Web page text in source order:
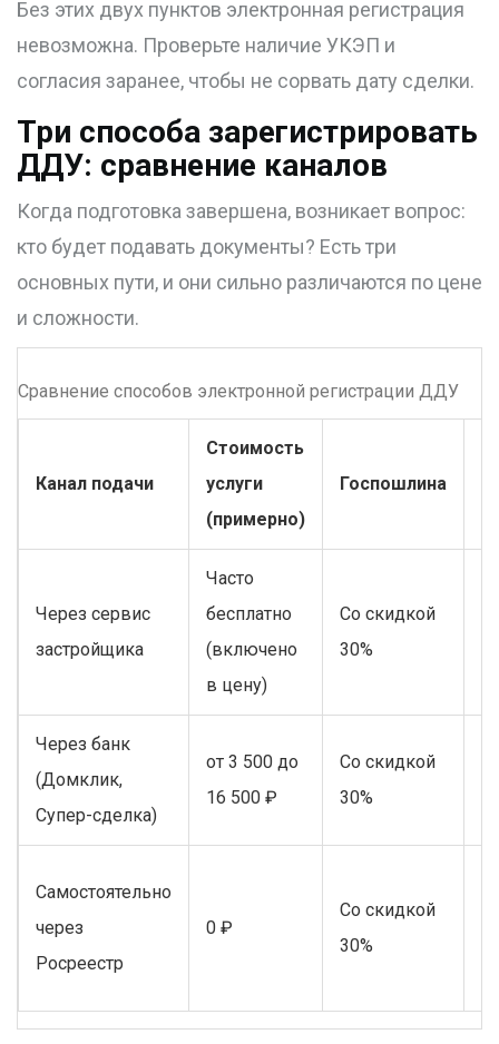
Без этих двух пунктов электронная регистрация
невозможна. Проверьте наличие УКЭП и
согласия заранее, чтобы не сорвать дату сделки.
Три способа зарегистрировать
ДДУ: сравнение каналов
Когда подготовка завершена, возникает вопрос:
кто будет подавать документы? Есть три
основных пути, и они сильно различаются по цене
и сложности.
Сравнение способов электронной регистрации ДДУ
Канал подачи
Стоимость
услуги
(примерно)
Госпошлина
Через сервис
застройщика
Часто
бесплатно
(включено
в цену)
Со скидкой
30%
Через банк
(Домклик,
Супер-сделка)
от 3 500 до
16 500 ₽
Со скидкой
30%
Самостоятельно
через
Росреестр
0 ₽
Со скидкой
30%